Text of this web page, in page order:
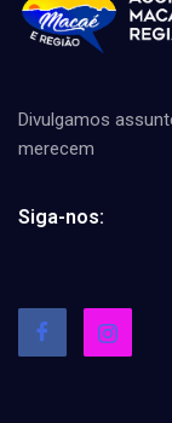
Divulgamos
merecem
Siga-nos: